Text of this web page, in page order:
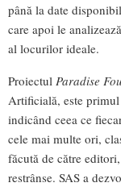
până la date
care apoi le
al locurilor ideale.
Proiectul Paradise
Artificială, este
indicând ceea ce
cele mai multe ori,
făcută de către
restrânse. SAS a